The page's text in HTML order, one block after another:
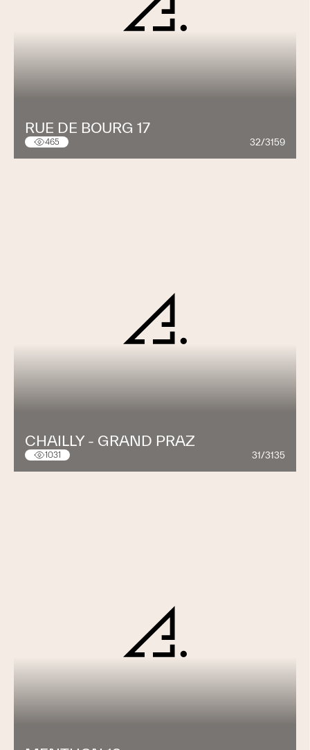
RUE DE BOURG 17
465 32/3159
CHAILLY - GRAND PRAZ
1031 31/3135